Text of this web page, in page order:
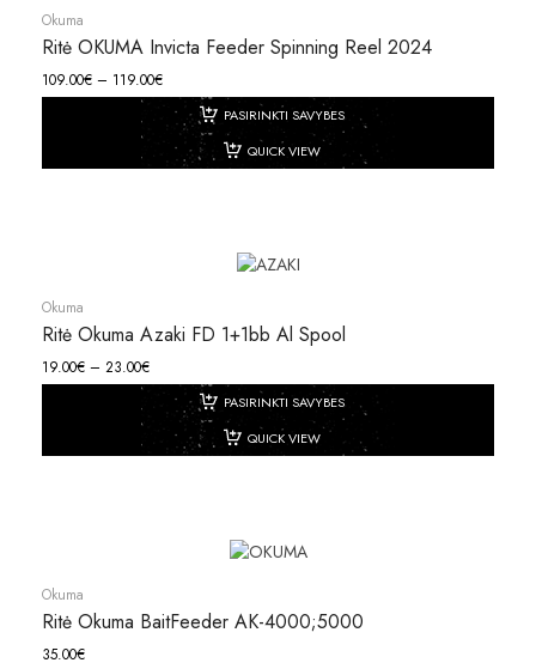
Okuma
Ritė OKUMA Invicta Feeder Spinning Reel 2024
109.00€ – 119.00€
PASIRINKTI SAVYBES
QUICK VIEW
Okuma
Ritė Okuma Azaki FD 1+1bb Al Spool
19.00€ – 23.00€
PASIRINKTI SAVYBES
QUICK VIEW
Okuma
Ritė Okuma BaitFeeder AK-4000;5000
35.00€